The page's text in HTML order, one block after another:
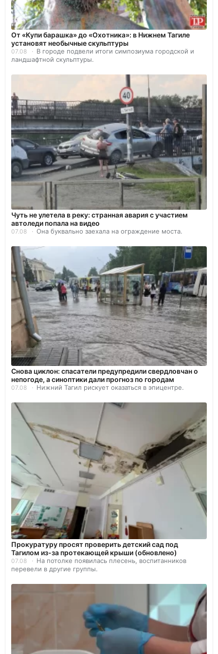
От «Купи барашка» до «Охотника»: в Нижнем Тагиле
установят необычные скульптуры
07.08
В городе подвели итоги симпозиума городской и
ландшафтной скульптуры.
Чуть не улетела в реку: странная авария с участием
автоледи попала на видео
07.08 Она буквально заехала на ограждение моста.
Снова циклон: спасатели предупредили свердловчан о
непогоде, а синоптики дали прогноз по городам
07.08 Нижний Тагил рискует оказаться в эпицентре.
Прокуратуру просят проверить детский сад под
Тагилом из-за протекающей крыши (обновлено)
07.08
На потолке появилась плесень, воспитанников
перевели в другие группы.